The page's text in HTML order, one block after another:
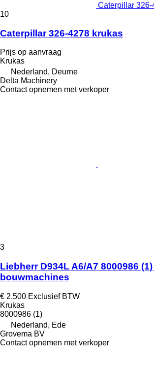
Caterpillar
10
Caterpillar 326-4278 krukas
Prijs op aanvraag
Krukas
Nederland, Deurne
Delta Machinery
Contact opnemen met verkoper
3
Liebherr D934L A6/A7 8000986
bouwmachines
€ 2.500 Exclusief BTW
Krukas
8000986 (1)
Nederland, Ede
Grovema BV
Contact opnemen met verkoper